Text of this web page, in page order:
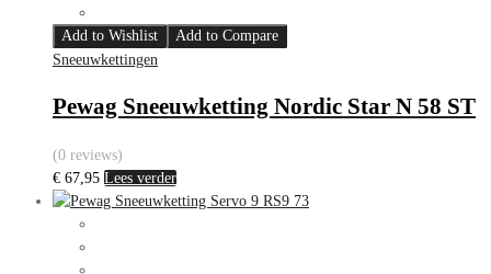
Add to Wishlist
Add to Compare
Sneeuwkettingen
Pewag Sneeuwketting Nordic Star N 58 ST
(0 reviews)
€ 67,95 Lees verder